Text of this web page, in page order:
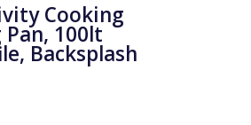
Cooking
100lt
Backsplash